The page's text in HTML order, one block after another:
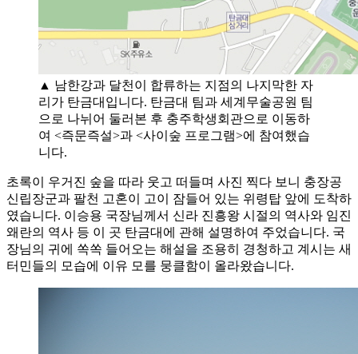
▲ 남한강과 달천이 합류하는 지점의 나지막한 자
리가 탄금대입니다. 탄금대 팀과 세계무술공원 팀
으로 나뉘어 둘러본 후 충주학생회관으로 이동하
여 <즉문즉설>과 <사이숲 프로그램>에 참여했습
니다.
초록이 우거진 숲을 따라 웃고 떠들며 사진 찍다 보니 충장공
신립장군과 팔천 고혼이 고이 잠들어 있는 위령탑 앞에 도착하
였습니다. 이승용 국장님께서 신라 진흥왕 시절의 역사와 임진
왜란의 역사 등 이 곳 탄금대에 관해 설명하여 주었습니다. 국
장님의 귀에 쏙쏙 들어오는 해설을 조용히 경청하고 계시는 새
터민들의 모습에 이유 모를 뭉클함이 올라왔습니다.